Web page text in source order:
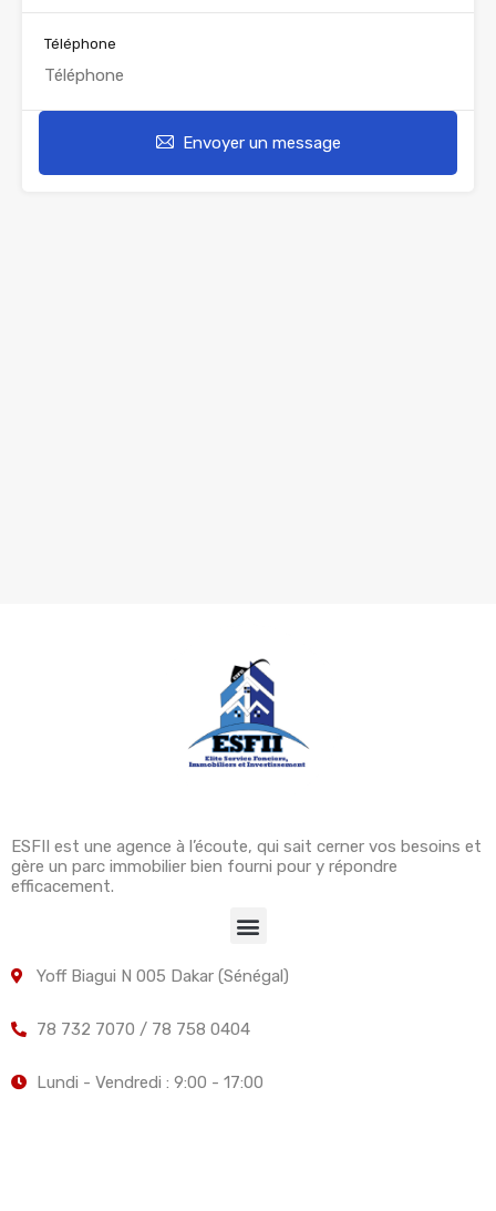
Téléphone
Envoyer un message
ESFII est une agence à l’écoute, qui sait cerner vos besoins et
gère un parc immobilier bien fourni pour y répondre
efficacement.
Yoff Biagui N 005 Dakar (Sénégal)
78 732 7070 / 78 758 0404
Lundi - Vendredi : 9:00 - 17:00